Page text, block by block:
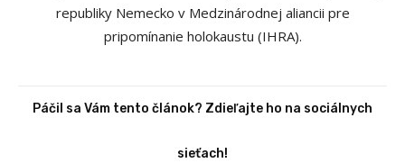
republiky Nemecko v Medzinárodnej aliancii pre
pripomínanie holokaustu (IHRA).
Páčil sa Vám tento článok? Zdieľajte ho na sociálnych
sieťach!